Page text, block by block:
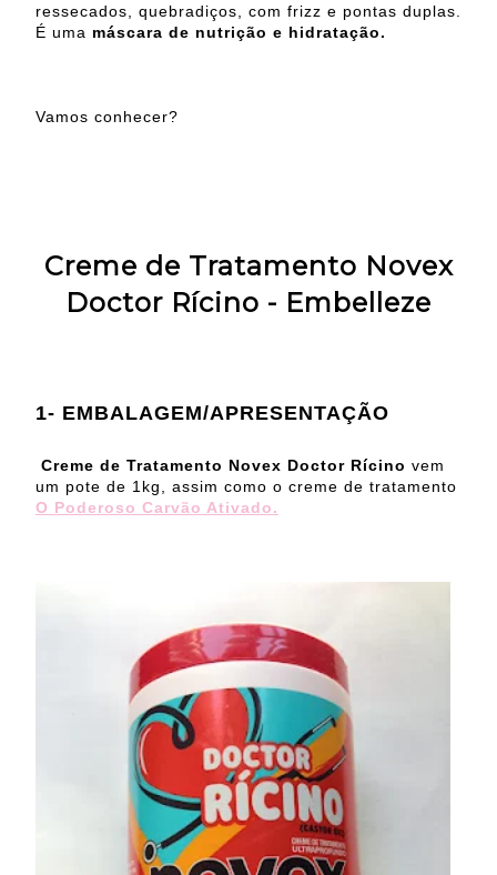
ressecados, quebradiços, com frizz e pontas duplas.
É uma máscara de nutrição e hidratação.
Vamos conhecer?
Creme de Tratamento Novex
Doctor Rícino - Embelleze
1- EMBALAGEM/APRESENTAÇÃO
Creme de Tratamento Novex Doctor Rícino vem
um pote de 1kg, assim como o creme de tratamento
O Poderoso Carvão Ativado.